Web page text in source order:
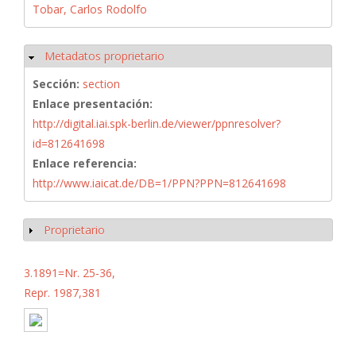
Tobar, Carlos Rodolfo
Ocultar
Metadatos proprietario
Sección: section
Enlace presentación:
http://digital.iai.spk-berlin.de/viewer/ppnresolver?
id=812641698
Enlace referencia:
http://www.iaicat.de/DB=1/PPN?PPN=812641698
Mostrar
Proprietario
3.1891=Nr. 25-36,
Repr. 1987,381